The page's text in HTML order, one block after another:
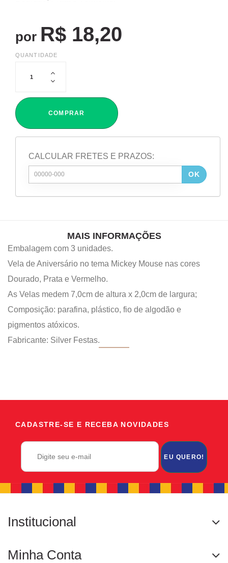
por R$ 18,20
QUANTIDADE
COMPRAR
CALCULAR FRETES E PRAZOS:
OK
MAIS INFORMAÇÕES
Embalagem com 3 unidades.
Vela de Aniversário no tema Mickey Mouse nas cores
Dourado, Prata e Vermelho.
As Velas medem 7,0cm de altura x 2,0cm de largura;
Composição: parafina, plástico, fio de algodão e
pigmentos atóxicos.
Fabricante: Silver Festas.
CADASTRE-SE E RECEBA NOVIDADES
EU QUERO!
Institucional
Minha Conta